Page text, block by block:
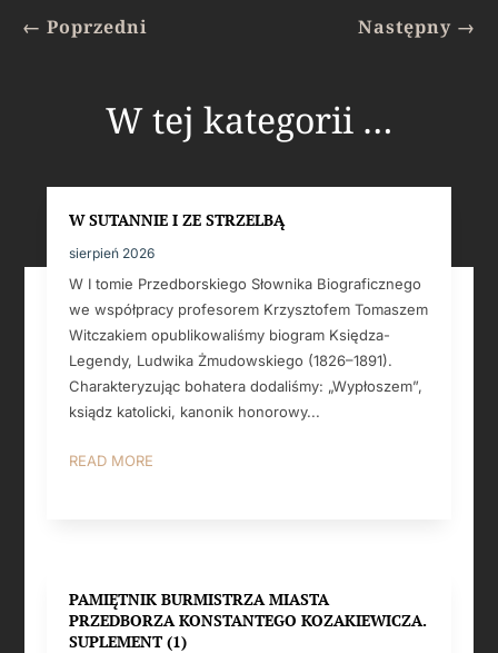
← Poprzedni Następny →
W tej kategorii …
W SUTANNIE I ZE STRZELBĄ
sierpień 2026
W I tomie Przedborskiego Słownika Biograficznego
we współpracy profesorem Krzysztofem Tomaszem
Witczakiem opublikowaliśmy biogram Księdza-
Legendy, Ludwika Żmudowskiego (1826–1891).
Charakteryzując bohatera dodaliśmy: „Wypłoszem”,
ksiądz katolicki, kanonik honorowy...
READ MORE
PAMIĘTNIK BURMISTRZA MIASTA
PRZEDBORZA KONSTANTEGO KOZAKIEWICZA.
SUPLEMENT (1)